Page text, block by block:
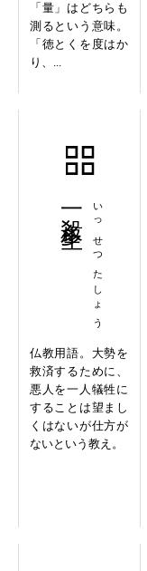
「量」はどちらも
測るという意味。
「徳とくを度はか
り、...
いっせつたしょう
一殺多生
仏教用語。大勢を
救済するために、
悪人を一人犠牲に
することは望まし
くはないが仕方が
ないという教え。